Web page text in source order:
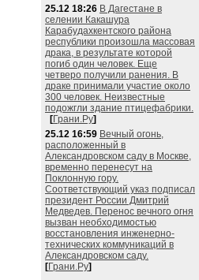
25.12 18:26 В Дагестане в
селении Какашура
Карабудахкентского района
республики произошла массовая
драка, в результате которой
погиб один человек. Еще
четверо получили ранения. В
драке принимали участие около
300 человек. Неизвестные
подожгли здание птицефабрики.
[Грани.Ру]
25.12 16:59 Вечный огонь,
расположенный в
Александровском саду в Москве,
временно перенесут на
Поклонную гору.
Соответствующий указ подписал
президент России Дмитрий
Медведев. Перенос вечного огня
вызван необходимостью
восстановления инженерно-
технических коммуникаций в
Александровском саду.
[Грани.Ру]